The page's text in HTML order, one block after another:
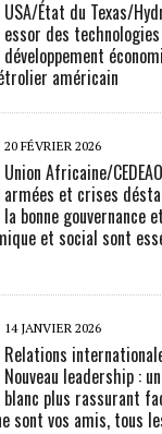
USA/État du Texas/
essor des
développement
américain
20 FÉVRIER 2026
Union Africaine/
armées et crises
la bonne gouvernance
et social sont
14 JANVIER 2026
Relations
Nouveau leadership :
blanc plus rassurant
sont vos amis, tous